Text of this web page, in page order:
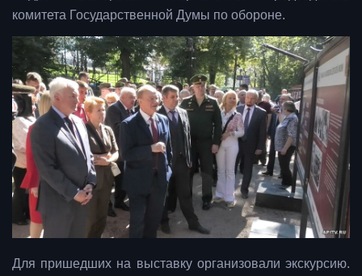
комитета Государственной Думы по обороне.
Для пришедших на выставку организовали экскурсию.